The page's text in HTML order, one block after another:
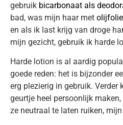
gebruik bicarbonaat als
bad, was mijn haar met
en als ik last krijg van droge
mijn gezicht, gebruik ik harde
Harde lotion is al aardig
goede reden: het is bijzonder
erg plezierig in gebruik. Verder
geurtje heel persoonlijk
ze neutraal te laten ruiken,